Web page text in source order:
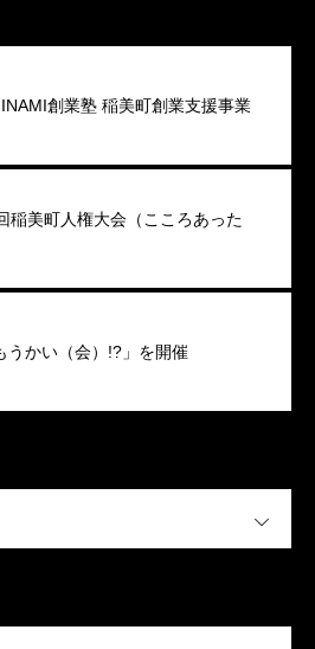
創業塾 稲美町創業支援事業
稲美町人権大会（こころあった
うかい（会）!?」を開催